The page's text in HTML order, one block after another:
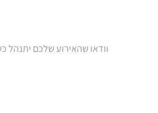
וודאו שהאירוע שלכם יתנהל